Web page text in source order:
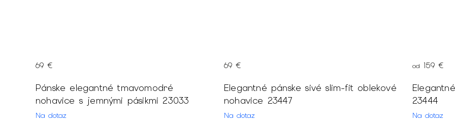
Pánske elegantné tmavomodré
nohavice s jemnými pásikmi 23033
Na dotaz
69 €
Elegantné pánske sivé slim-fit oblekové
nohavice 23447
Na dotaz
69 €
23444
Na dotaz
od 159 €